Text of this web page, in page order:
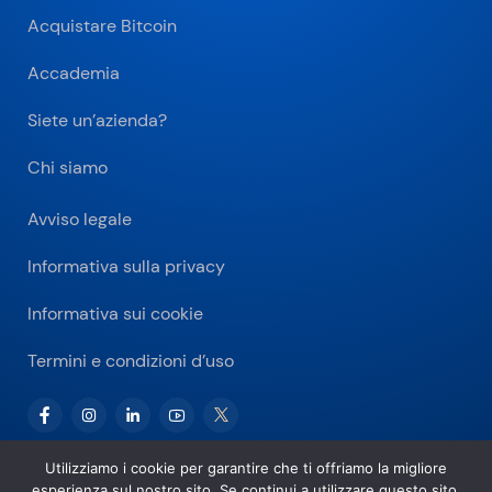
Acquistare Bitcoin
Accademia
Siete un’azienda?
Chi siamo
Avviso legale
Informativa sulla privacy
Informativa sui cookie
Termini e condizioni d’uso
Utilizziamo i cookie per garantire che ti offriamo la migliore